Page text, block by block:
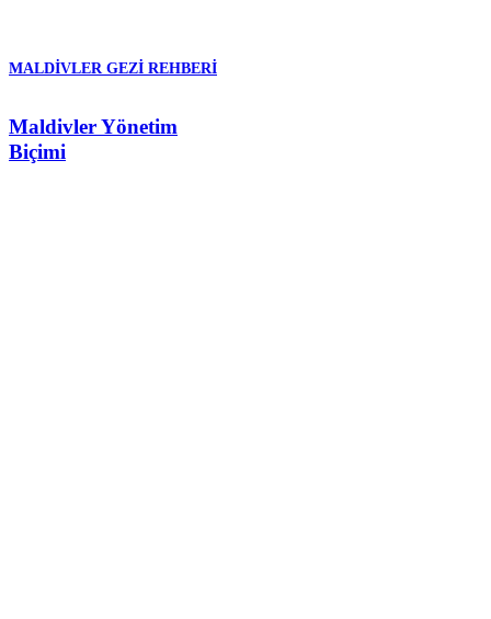
MALDIVLER GEZI REHBERI
Maldivler Yönetim
Biçimi